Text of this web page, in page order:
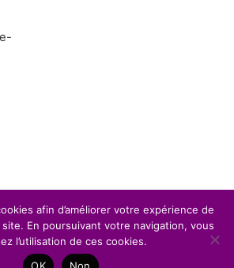
– 2026 – Tous droits réservés-
Politique de confidentialité
afin d’améliorer votre expérience de
En poursuivant votre navigation, vous
l’utilisation de ces cookies.
OK
Non